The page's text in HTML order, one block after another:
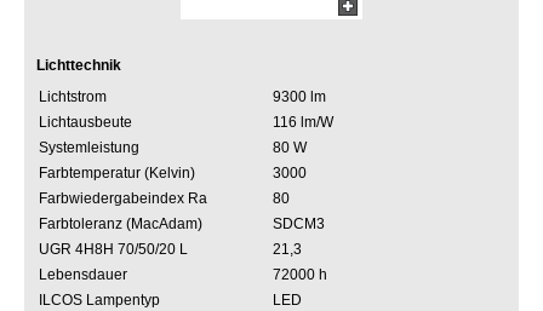
Lichttechnik
Lichtstrom
9300 lm
Lichtausbeute
116 lm/W
Systemleistung
80 W
Farbtemperatur (Kelvin)
3000
Farbwiedergabeindex Ra
80
Farbtoleranz (MacAdam)
SDCM3
UGR 4H8H 70/50/20 L
21,3
Lebensdauer
72000 h
ILCOS Lampentyp
LED